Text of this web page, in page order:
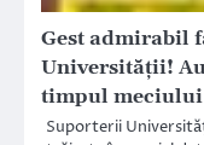
Gest admirabil
Universităţii!
timpul meciului
Suporterii